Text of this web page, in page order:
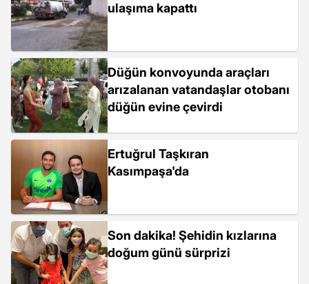
ulaşıma kapattı
Düğün konvoyunda araçları
arızalanan vatandaşlar otobanı
düğün evine çevirdi
Ertuğrul Taşkıran
Kasımpaşa'da
Son dakika! Şehidin kızlarına
doğum günü sürprizi